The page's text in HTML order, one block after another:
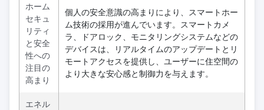
ホーム
セキュ
リティ
と安全
性への
注目の
高まり
個人の安全意識の高まりにより、スマートホー
ム技術の採用が進んでいます。スマートカメ
ラ、ドアロック、モニタリングシステムなどの
デバイスは、リアルタイムのアップデートとリ
モートアクセスを提供し、ユーザーに住空間の
より大きな安心感と制御力を与えます。
エネル